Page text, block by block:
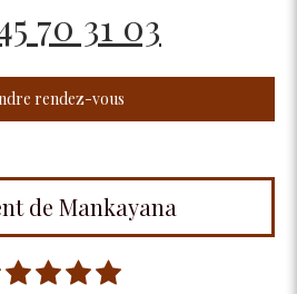
70 31 03
rendez-vous
de Mankayana